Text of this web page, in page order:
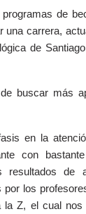
de
una carrera,
de
buscar más
en la
con
resultados de
por los
Z, el cual